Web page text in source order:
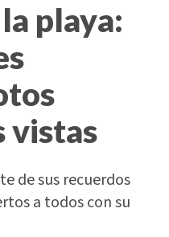
playa:
vistas
de sus recuerdos
a todos con su